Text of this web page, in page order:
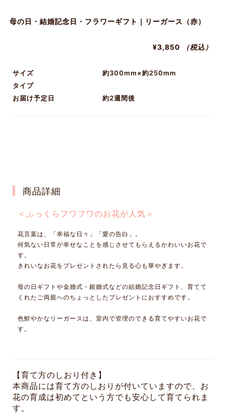
母の日・結婚記念日・フラワーギフト｜リーガース（赤）
¥3,850 （税込）
サイズ
約300mm×約250mm
タイプ
お届け予定日
約2週間後
商品詳細
＜ふっくらフワフワのお花が人気＞
花言葉は、「幸福な日々」「愛の告白」。
何気ない日常が幸せなことを感じさせてもらえるかわいいお花で
す。
きれいなお花をプレゼントされたら見る心も華やぎます。
母の日ギフトや金婚式・銀婚式などの結婚記念日ギフト、育てて
くれたご両親へのちょっとしたプレゼントにおすすめです。
色鮮やかなリーガースは、室内で管理のできる育てやすいお花で
す。
【育て方のしおり付き】
本商品には育て方のしおりが付いていますので、お
花の育成は初めてという方でも安心して育てられま
す。